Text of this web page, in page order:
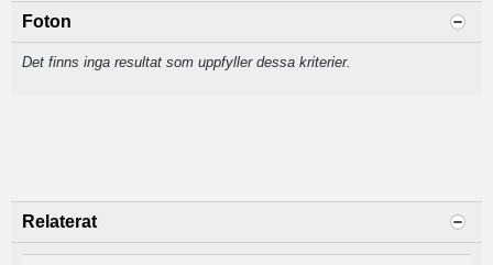
Foton
Det finns inga resultat som uppfyller dessa kriterier.
Relaterat